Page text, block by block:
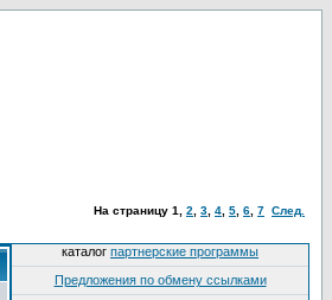
На страницу 1 2 3 4 5 6 7 След.
каталог партнерские программы
Предложения по обмену ссылками